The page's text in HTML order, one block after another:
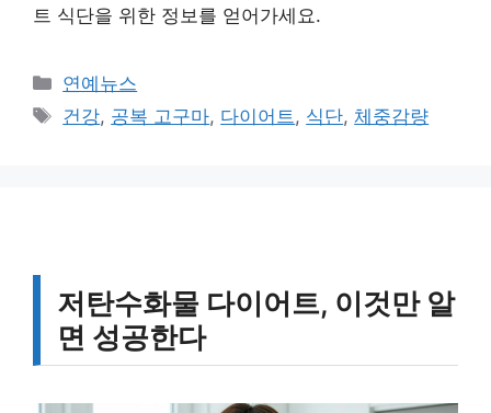
트 식단을 위한 정보를 얻어가세요.
카
테
연예뉴스
태
건강, 공복 고구마, 다이어트 , 식단, 체중감량
저탄수화물 다이어트, 이것만 알
면 성공한다